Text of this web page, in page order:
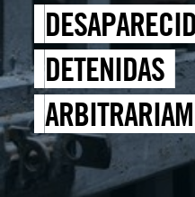
DETENIDAS
XINJIANG